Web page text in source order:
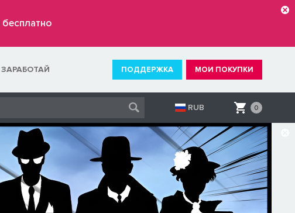
бесплатно
ЗАРАБОТАЙ ПОДДЕРЖКА МОИ ПОКУПКИ
RUB 0